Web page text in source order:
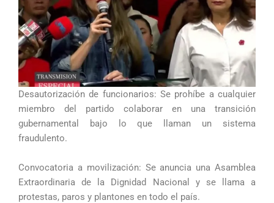
Desautorización de funcionarios: Se prohíbe a cualquier
miembro del partido colaborar en una transición
gubernamental bajo lo que llaman un sistema
fraudulento.
Convocatoria a movilización: Se anuncia una Asamblea
Extraordinaria de la Dignidad Nacional y se llama a
protestas, paros y plantones en todo el país.